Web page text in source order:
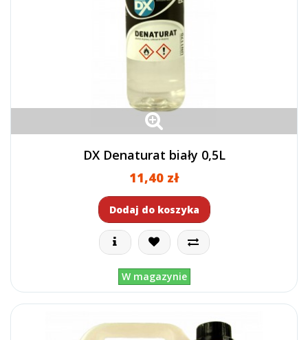
DX Denaturat biały 0,5L
11,40 zł
Dodaj do koszyka
W magazynie